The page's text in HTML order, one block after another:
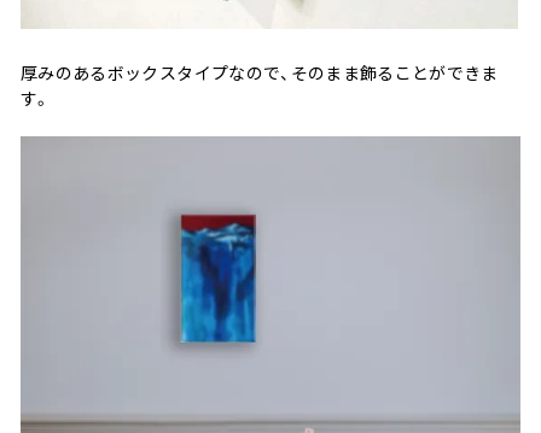
厚みのあるボックスタイプなので、そのまま飾ることができま
す。